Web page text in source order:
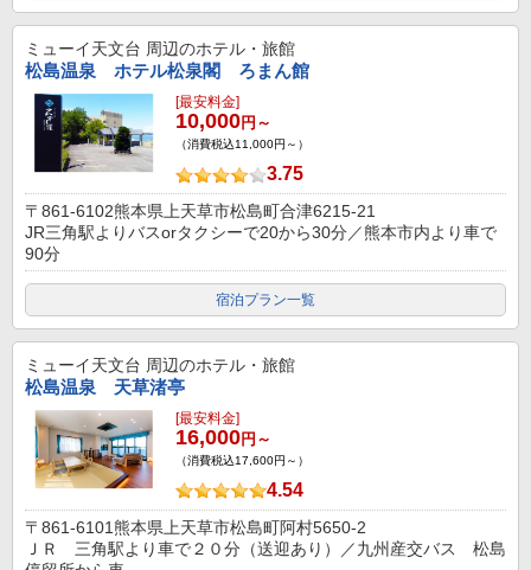
ミューイ天文台 周辺のホテル・旅館
松島温泉 ホテル松泉閣 ろまん館
[最安料金]
10,000円～
（消費税込11,000円～）
3.75
〒861-6102熊本県上天草市松島町合津6215-21
JR三角駅よりバスorタクシーで20から30分／熊本市内より車で
90分
宿泊プラン一覧
ミューイ天文台 周辺のホテル・旅館
松島温泉 天草渚亭
[最安料金]
16,000円～
（消費税込17,600円～）
4.54
〒861-6101熊本県上天草市松島町阿村5650-2
ＪＲ 三角駅より車で２０分（送迎あり）／九州産交バス 松島